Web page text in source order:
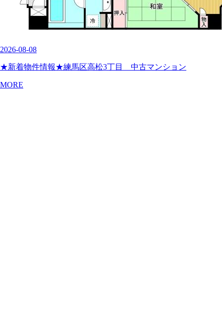
2026-08-08
★新着物件情報★練馬区高松3丁目 中古マンション
MORE